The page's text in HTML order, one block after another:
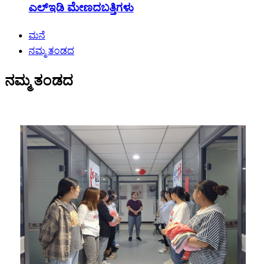
ಎಲ್ಇಡಿ ಮೇಣದಬತ್ತಿಗಳು
ಮನೆ
ನಮ್ಮ ತಂಡದ
ನಮ್ಮ ತಂಡದ